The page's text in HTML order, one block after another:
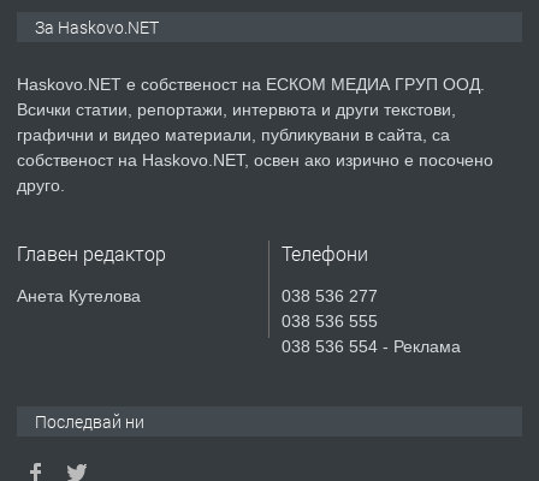
преди 3 дни
ПРЕДЛАГА
Продавам парцел в гр. Хасково кв.
СГЛОБЯВАНЕ НА МЕБЕЛИ.
За Haskovo.NET
Haskovo.NET е собственост на ЕСКОМ МЕДИА ГРУП ООД.
Всички статии, репортажи, интервюта и други текстови,
графични и видео материали, публикувани в сайта, са
собственост на Haskovo.NET, освен ако изрично е посочено
друго.
Главен редактор
Анета Кутелова
Телефони
038 536 277
038 536 555
038 536 554 - Реклама
Последвай ни